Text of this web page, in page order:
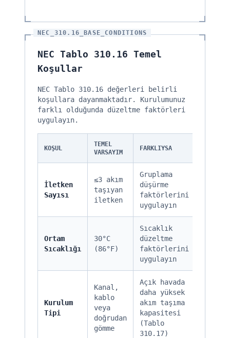
NEC_310.16_BASE_CONDITIONS
NEC Tablo 310.16 Temel
Koşullar
NEC Tablo 310.16 değerleri belirli
koşullara dayanmaktadır. Kurulumunuz
farklı olduğunda düzeltme faktörleri
uygulayın.
KOŞUL
TEMEL
VARSAYIM
FARKLIYSA
İletken
Sayısı
≤3 akım
taşıyan
iletken
Gruplama
düşürme
faktörlerini
uygulayın
Ortam
Sıcaklığı
30°C
(86°F)
Sıcaklık
düzeltme
faktörlerini
uygulayın
Kurulum
Tipi
Kanal,
kablo
veya
doğrudan
gömme
Açık havada
daha yüksek
akım taşıma
kapasitesi
(Tablo
310.17)